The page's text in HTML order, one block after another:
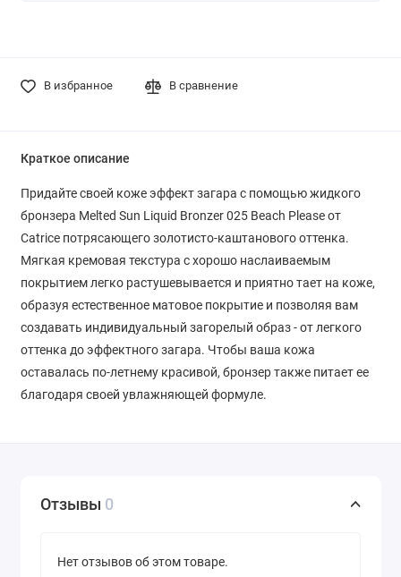
В избранное В сравнение
Краткое описание
Придайте своей коже эффект загара с помощью жидкого
бронзера Melted Sun Liquid Bronzer 025 Beach Please от
Catrice потрясающего золотисто-каштанового оттенка.
Мягкая кремовая текстура с хорошо наслаиваемым
покрытием легко растушевывается и приятно тает на коже,
образуя естественное матовое покрытие и позволяя вам
создавать индивидуальный загорелый образ - от легкого
оттенка до эффектного загара. Чтобы ваша кожа
оставалась по-летнему красивой, бронзер также питает ее
благодаря своей увлажняющей формуле.
Отзывы 0
Нет отзывов об этом товаре.